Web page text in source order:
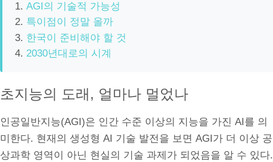
AGI의 기술적 가능성
특이점이 정말 올까
한국이 준비해야 할 것
2030년대로의 시계
초지능의 도래, 얼마나 멀었나
인공일반지능(AGI)은 인간 수준 이상의 지능을 가진 AI를 의
미한다. 현재의 생성형 AI 기술 발전을 보면 AGI가 더 이상 공
상과학 영역이 아닌 현실의 기술 과제가 되었음을 알 수 있다.